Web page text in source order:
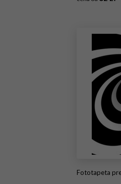
Fototapeta premium